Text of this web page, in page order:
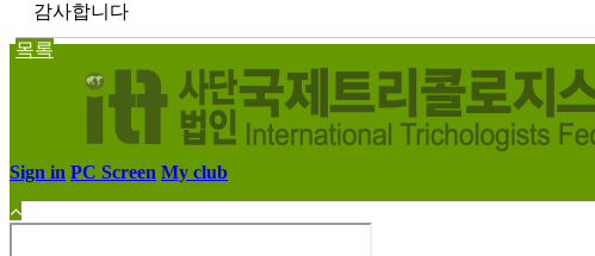
감사합니다
목록
Sign in PC Screen My club